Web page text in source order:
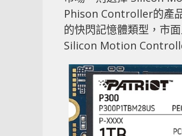
Phison Controller的產
的快閃記憶體類型，市
Silicon Motion